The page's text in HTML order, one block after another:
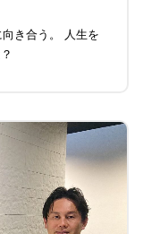
き合う。 人生を